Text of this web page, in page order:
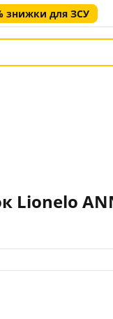
знижки для ЗСУ
Lionelo